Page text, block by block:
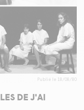
Publié le 18/08/80
DE J'AI